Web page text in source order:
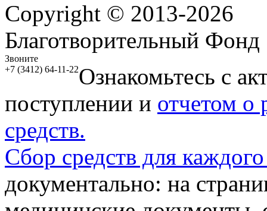
Copyright © 2013-2026
Благотворительный
Звоните
+7 (3412) 64-11-22Ознакомьтесь с
поступлении и отчетом о
средств.
Сбор средств для
документально: на